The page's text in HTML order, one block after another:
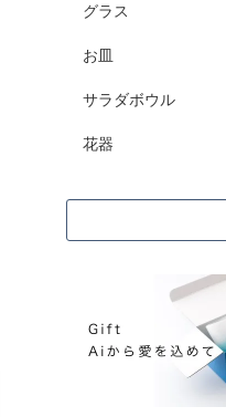
グラス
お皿
サラダボウル
花器